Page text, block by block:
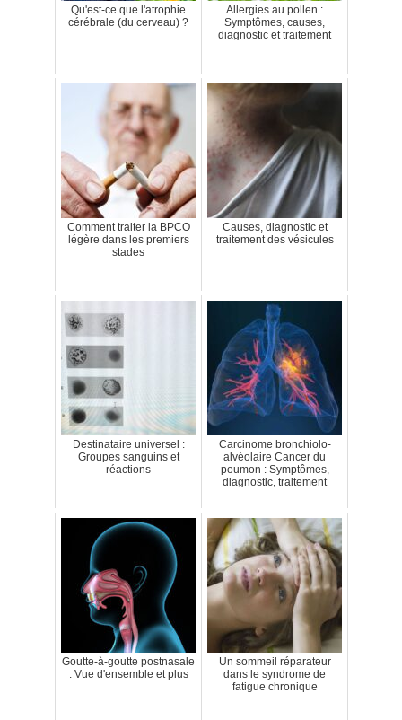
Qu'est-ce que l'atrophie
cérébrale (du cerveau) ?
Allergies au pollen :
Symptômes, causes,
diagnostic et traitement
Comment traiter la BPCO
légère dans les premiers
stades
Causes, diagnostic et
traitement des vésicules
Destinataire universel :
Groupes sanguins et
réactions
Carcinome bronchiolo-
alvéolaire Cancer du
poumon : Symptômes,
diagnostic, traitement
Goutte-à-goutte postnasale
: Vue d'ensemble et plus
Un sommeil réparateur
dans le syndrome de
fatigue chronique